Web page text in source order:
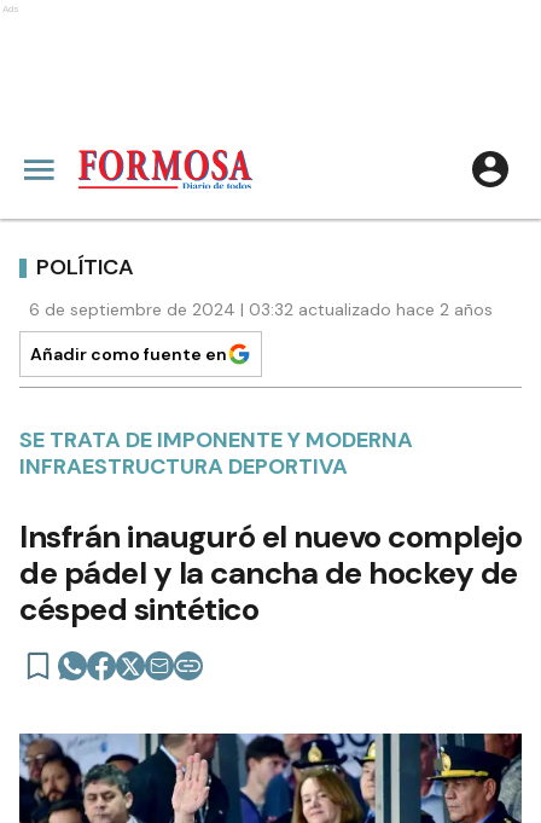
Ads
POLÍTICA
6 de septiembre de 2024 | 03:32 actualizado hace 2 años
Añadir como fuente en
SE TRATA DE IMPONENTE Y MODERNA
INFRAESTRUCTURA DEPORTIVA
Insfrán inauguró el nuevo complejo
de pádel y la cancha de hockey de
césped sintético